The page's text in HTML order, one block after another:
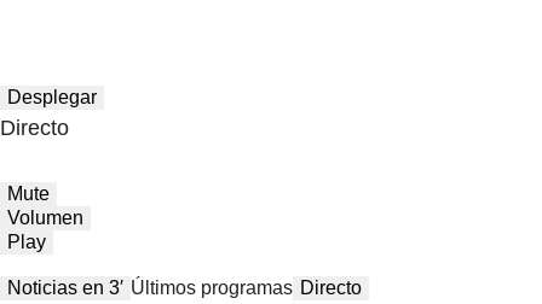
Desplegar
Directo
Mute
Volumen
Play
Noticias en 3′ Últimos programas Directo